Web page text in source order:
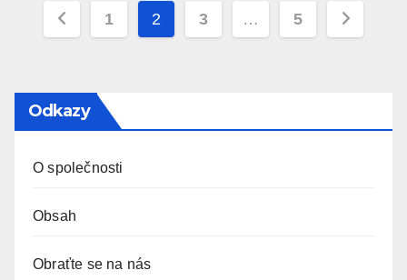
Posts
1 2 3 … 5
Odkazy
O společnosti
Obsah
Obraťte se na nás